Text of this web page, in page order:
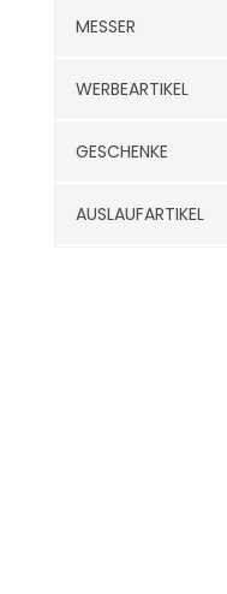
MESSER
WERBEARTIKEL
GESCHENKE
AUSLAUFARTIKEL